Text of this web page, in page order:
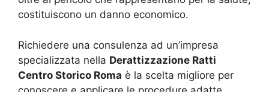
costituiscono un danno economico.
Richiedere una consulenza ad un’impresa
specializzata nella Derattizzazione Ratti
Centro Storico Roma è la scelta migliore per